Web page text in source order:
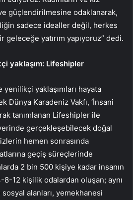
güçlendirilmesine odaklanarak,
sadece idealler değil, herkes
yatırım yapıyoruz” dedi.
yaklaşım: Lifeshipler
yaklaşımları hayata
Dünya Karadeniz Vakfı, ‘İnsani
tanımlanan Lifeshipler ile
gerçekleşebilecek doğal
hemen sonrasında
geçiş süreçlerinde
2 bin 500 kişiye kadar insanın
8-12 kişilik odalardan oluşan; aynı
alanları, yemekhanesi